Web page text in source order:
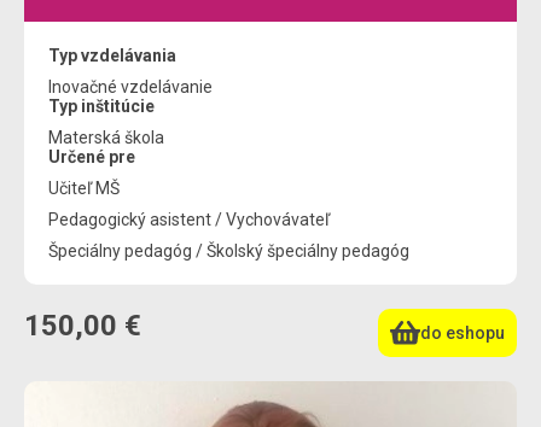
Typ vzdelávania
Inovačné vzdelávanie
Typ inštitúcie
Materská škola
Určené pre
Učiteľ MŠ
Pedagogický asistent / Vychovávateľ
Špeciálny pedagóg / Školský špeciálny pedagóg
150,00 € do eshopu